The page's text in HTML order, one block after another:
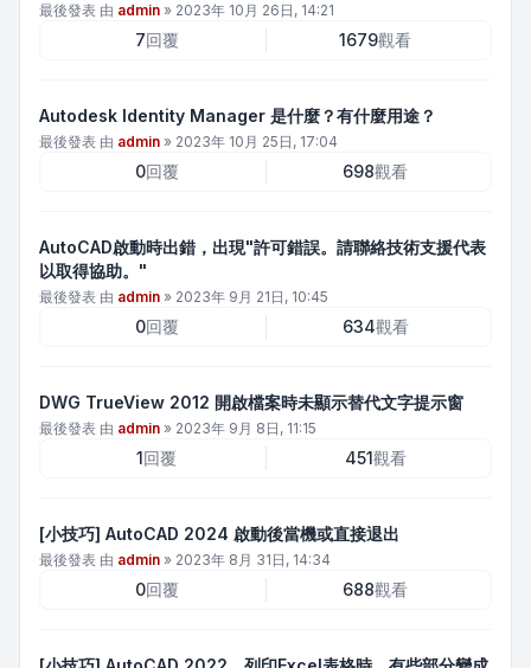
最後發表 由 admin » 2023年 10月 26日, 14:21
7回覆 1679觀看
Autodesk Identity Manager 是什麼？有什麼用途？
最後發表 由 admin » 2023年 10月 25日, 17:04
0回覆 698觀看
AutoCAD啟動時出錯，出現"許可錯誤。請聯絡技術支援代表
以取得協助。"
最後發表 由 admin » 2023年 9月 21日, 10:45
0回覆 634觀看
DWG TrueView 2012 開啟檔案時未顯示替代文字提示窗
最後發表 由 admin » 2023年 9月 8日, 11:15
1回覆 451觀看
[小技巧] AutoCAD 2024 啟動後當機或直接退出
最後發表 由 admin » 2023年 8月 31日, 14:34
0回覆 688觀看